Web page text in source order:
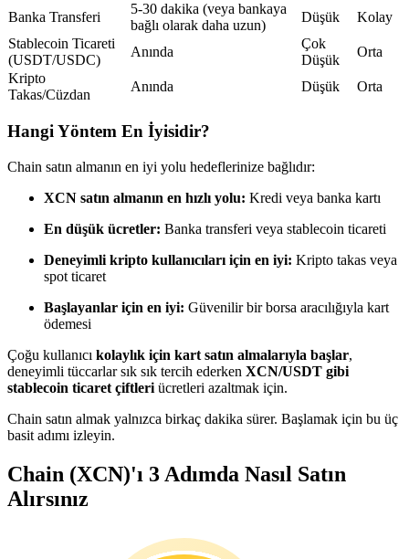
En iyi traderlarla güçlerinizi birleştirin
Kopya Tüccarı Olun
Kâr paylaşımı ve kopya ticaret komisyonlarının tadını çıkarın
Bilgi
Ticaret bilgileri vb. dahil olmak üzere büyük veri analizi.
Banka Transferi
5-30 dakika (veya bankaya
bağlı olarak daha uzun)
Düşük
Kolay
Stablecoin Ticareti
(USDT/USDC)
Anında
Çok
Düşük
Orta
Kripto
Takas/Cüzdan
Anında Düşük Orta
Hangi Yöntem En İyisidir?
Chain satın almanın en iyi yolu hedeflerinize bağlıdır:
XCN satın almanın en hızlı yolu: Kredi veya banka kartı
En düşük ücretler: Banka transferi veya stablecoin ticareti
Deneyimli kripto kullanıcıları için en iyi: Kripto takas veya
spot ticaret
Başlayanlar için en iyi: Güvenilir bir borsa aracılığıyla kart
ödemesi
Çoğu kullanıcı kolaylık için kart satın almalarıyla başlar,
deneyimli tüccarlar sık sık tercih ederken XCN/USDT gibi
stablecoin ticaret çiftleri ücretleri azaltmak için.
Chain satın almak yalnızca birkaç dakika sürer. Başlamak için bu üç
basit adımı izleyin.
Chain (XCN)'ı 3 Adımda Nasıl Satın
Alırsınız